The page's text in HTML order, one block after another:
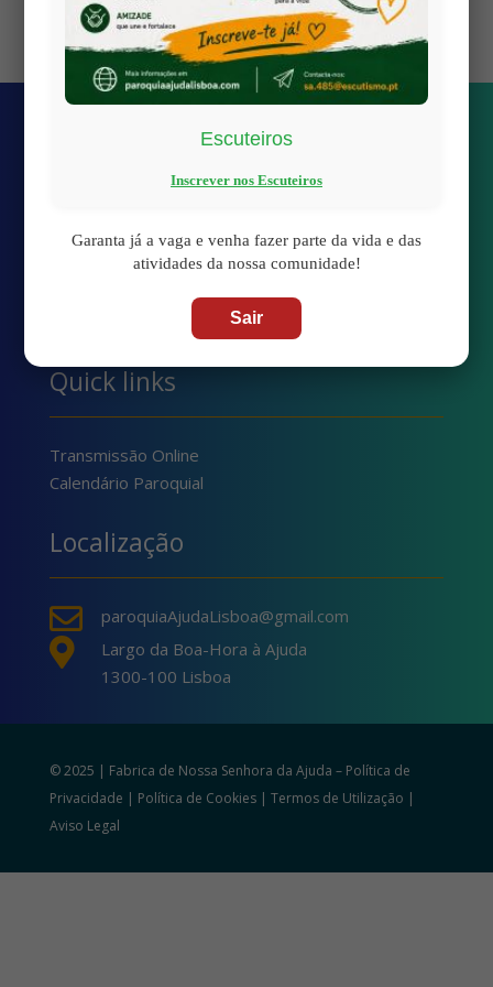
Quick links
Transmissão Online
Calendário Paroquial
Localização
 paroquiaAjudaLisboa@gmail.com

Largo da Boa-Hora à Ajuda
1300-100 Lisboa
© 2025 | Fabrica de Nossa Senhora da Ajuda – Política de
Privacidade | Política de Cookies| Termos de Utilização |
Aviso Legal
Escuteiros
Inscrever nos Escuteiros
Garanta já a vaga e venha fazer parte da vida e das
atividades da nossa comunidade!
Sair